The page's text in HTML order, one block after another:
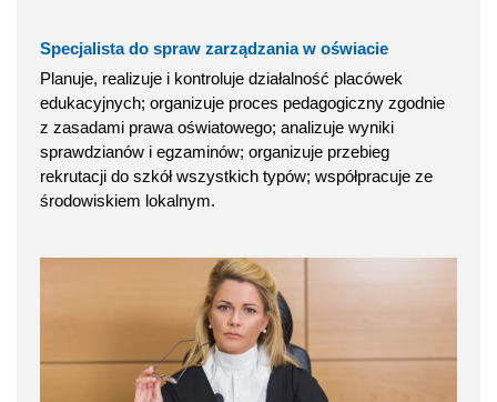
Specjalista do spraw zarządzania w oświacie
Planuje, realizuje i kontroluje działalność placówek
edukacyjnych; organizuje proces pedagogiczny zgodnie
z zasadami prawa oświatowego; analizuje wyniki
sprawdzianów i egzaminów; organizuje przebieg
rekrutacji do szkół wszystkich typów; współpracuje ze
środowiskiem lokalnym.